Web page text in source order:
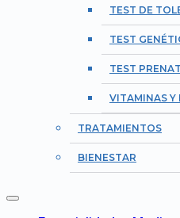
TEST DE
TEST
TEST
VITAMINAS Y
TRATAMIENTOS
BIENESTAR